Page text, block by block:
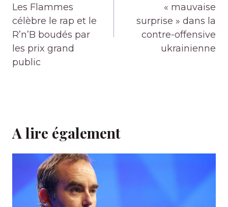
Les Flammes
célèbre le rap et le
R’n’B boudés par
les prix grand
public
« mauvaise
surprise » dans la
contre-offensive
ukrainienne
A lire également